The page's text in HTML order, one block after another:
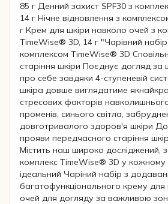
85 г Денний захист SPF30 з
14 г Нічне відновлення з
г Крем для шкіри навколо очей з
TimeWise® 3D, 14 г "Чарівний
комплексом TimeWise® 3D
старіння шкіри Поєднує догляд за
про себе завдяки 4-ступеневій
шкіра довше виглядатиме
стресових факторів
променів, синього світла,
довготривалого здоров'я шкіри
прояви передчасного старіння
Містить наш широко досліджений,
комплекс TimeWise® 3D у кожному
ідеальний Чаріний набір з
багатофункціонального крему для
очей для догляду за важливою